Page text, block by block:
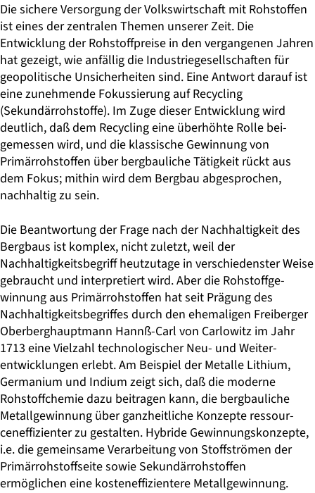
Die sichere Versorgung der Volkswirtschaft mit Rohstoffen
ist eines der zentralen Themen unserer Zeit. Die
Entwicklung der Rohstoffpreise in den vergangenen Jahren
hat gezeigt, wie anfällig die Industriegesellschaften für
geopolitische Unsicherheiten sind. Eine Antwort darauf ist
eine zunehmende Fokussierung auf Recycling
(Sekundärrohstoffe). Im Zuge dieser Entwicklung wird
deutlich, daß dem Recycling eine überhöhte Rolle bei­
gemessen wird, und die klassische Gewinnung von
Primärrohstoffen über bergbauliche Tätigkeit rückt aus
dem Fokus; mithin wird dem Bergbau ab­gesprochen,
nachhaltig zu sein.
Die Beantwortung der Frage nach der Nachhaltigkeit des
Bergbaus ist komplex, nicht zuletzt, weil der
Nachhaltigkeitsbegriff heutzutage in verschiedenster Weise
gebraucht und interpretiert wird. Aber die Rohstoffge­
winnung aus Primärrohstoffen hat seit Prägung des
Nachhaltigkeitsbegrif­fes durch den ehemaligen Freiberger
Oberberghauptmann Hannß-Carl von Carlowitz im Jahr
1713 eine Vielzahl technologischer Neu- und Weiter­
entwicklungen erlebt. Am Beispiel der Metalle Lithium,
Germanium und Indium zeigt sich, daß die moderne
Rohstoffchemie dazu beitragen kann, die bergbauliche
Metallgewinnung über ganzheitliche Konzepte ressour­
ceneffizienter zu gestalten. Hybride Gewinnungskonzepte,
i.e. die gemein­same Verarbeitung von Stoffströmen der
Primärrohstoffseite sowie Sekun­därrohstoffen
ermöglichen eine kosteneffizientere Metallgewinnung.